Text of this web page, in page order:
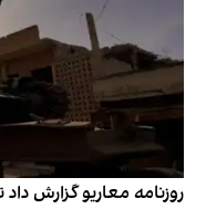
روزنامه معاریو گزارش